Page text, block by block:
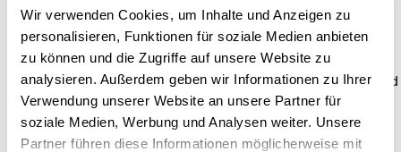
Wir verwenden Cookies, um Inhalte und Anzeigen zu
personalisieren, Funktionen für soziale Medien anbieten
zu können und die Zugriffe auf unsere Website zu
analysieren. Außerdem geben wir Informationen zu Ihrer
Verwendung unserer Website an unsere Partner für
soziale Medien, Werbung und Analysen weiter. Unsere
Partner führen diese Informationen möglicherweise mit
Klaus Mathis ist im Kanton Zug aufgewachsen und studierte an
der Universität Zürich Volkswirtschaftslehre und
Rechtswissenschaften. Er war Assistent für Rechtsphilosophie
am Rechtswissenschaftlichen Institut der Universität Zürich und
verfasste seine Dissertation zum Thema "Effizienz statt
Gerechtigkeit? Auf der Suche nach den philosophischen